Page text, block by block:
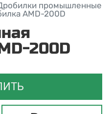
промышленные
AMD-200D
200D